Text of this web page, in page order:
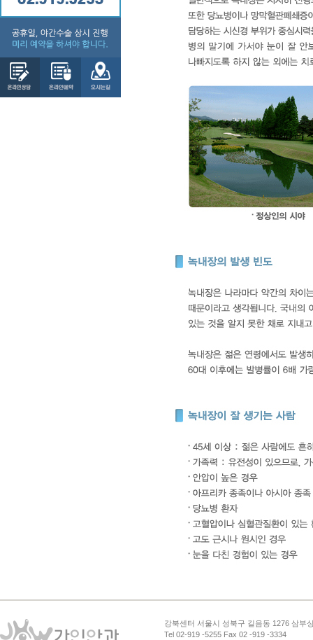
강북센터 서울시 성북구 길음동 1276 삼부
Tel 02-919 -5255 Fax 02 -919 -3334